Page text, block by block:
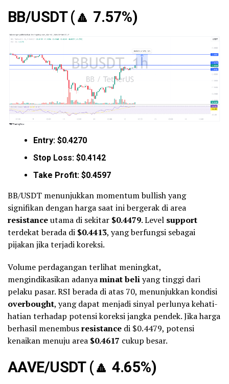
BB/USDT (🔼 7.57%)
Entry: $0.4270
Stop Loss: $0.4142
Take Profit: $0.4597
BB/USDT menunjukkan momentum bullish yang
signifikan dengan harga saat ini bergerak di area
resistanceutama di sekitar $0.4479. Level support
terdekat berada di $0.4413, yang berfungsi sebagai
pijakan jika terjadi koreksi.
Volume perdagangan terlihat meningkat,
mengindikasikan adanyaminat beliyang tinggi dari
pelaku pasar. RSI berada di atas 70, menunjukkan kondisi
overbought, yang dapat menjadi sinyal perlunya kehati-
hatian terhadap potensi koreksi jangka pendek. Jika harga
berhasil menembusresistance di $0.4479, potensi
kenaikan menuju area $0.4617 cukup besar.
AAVE/USDT (🔼 4.65%)